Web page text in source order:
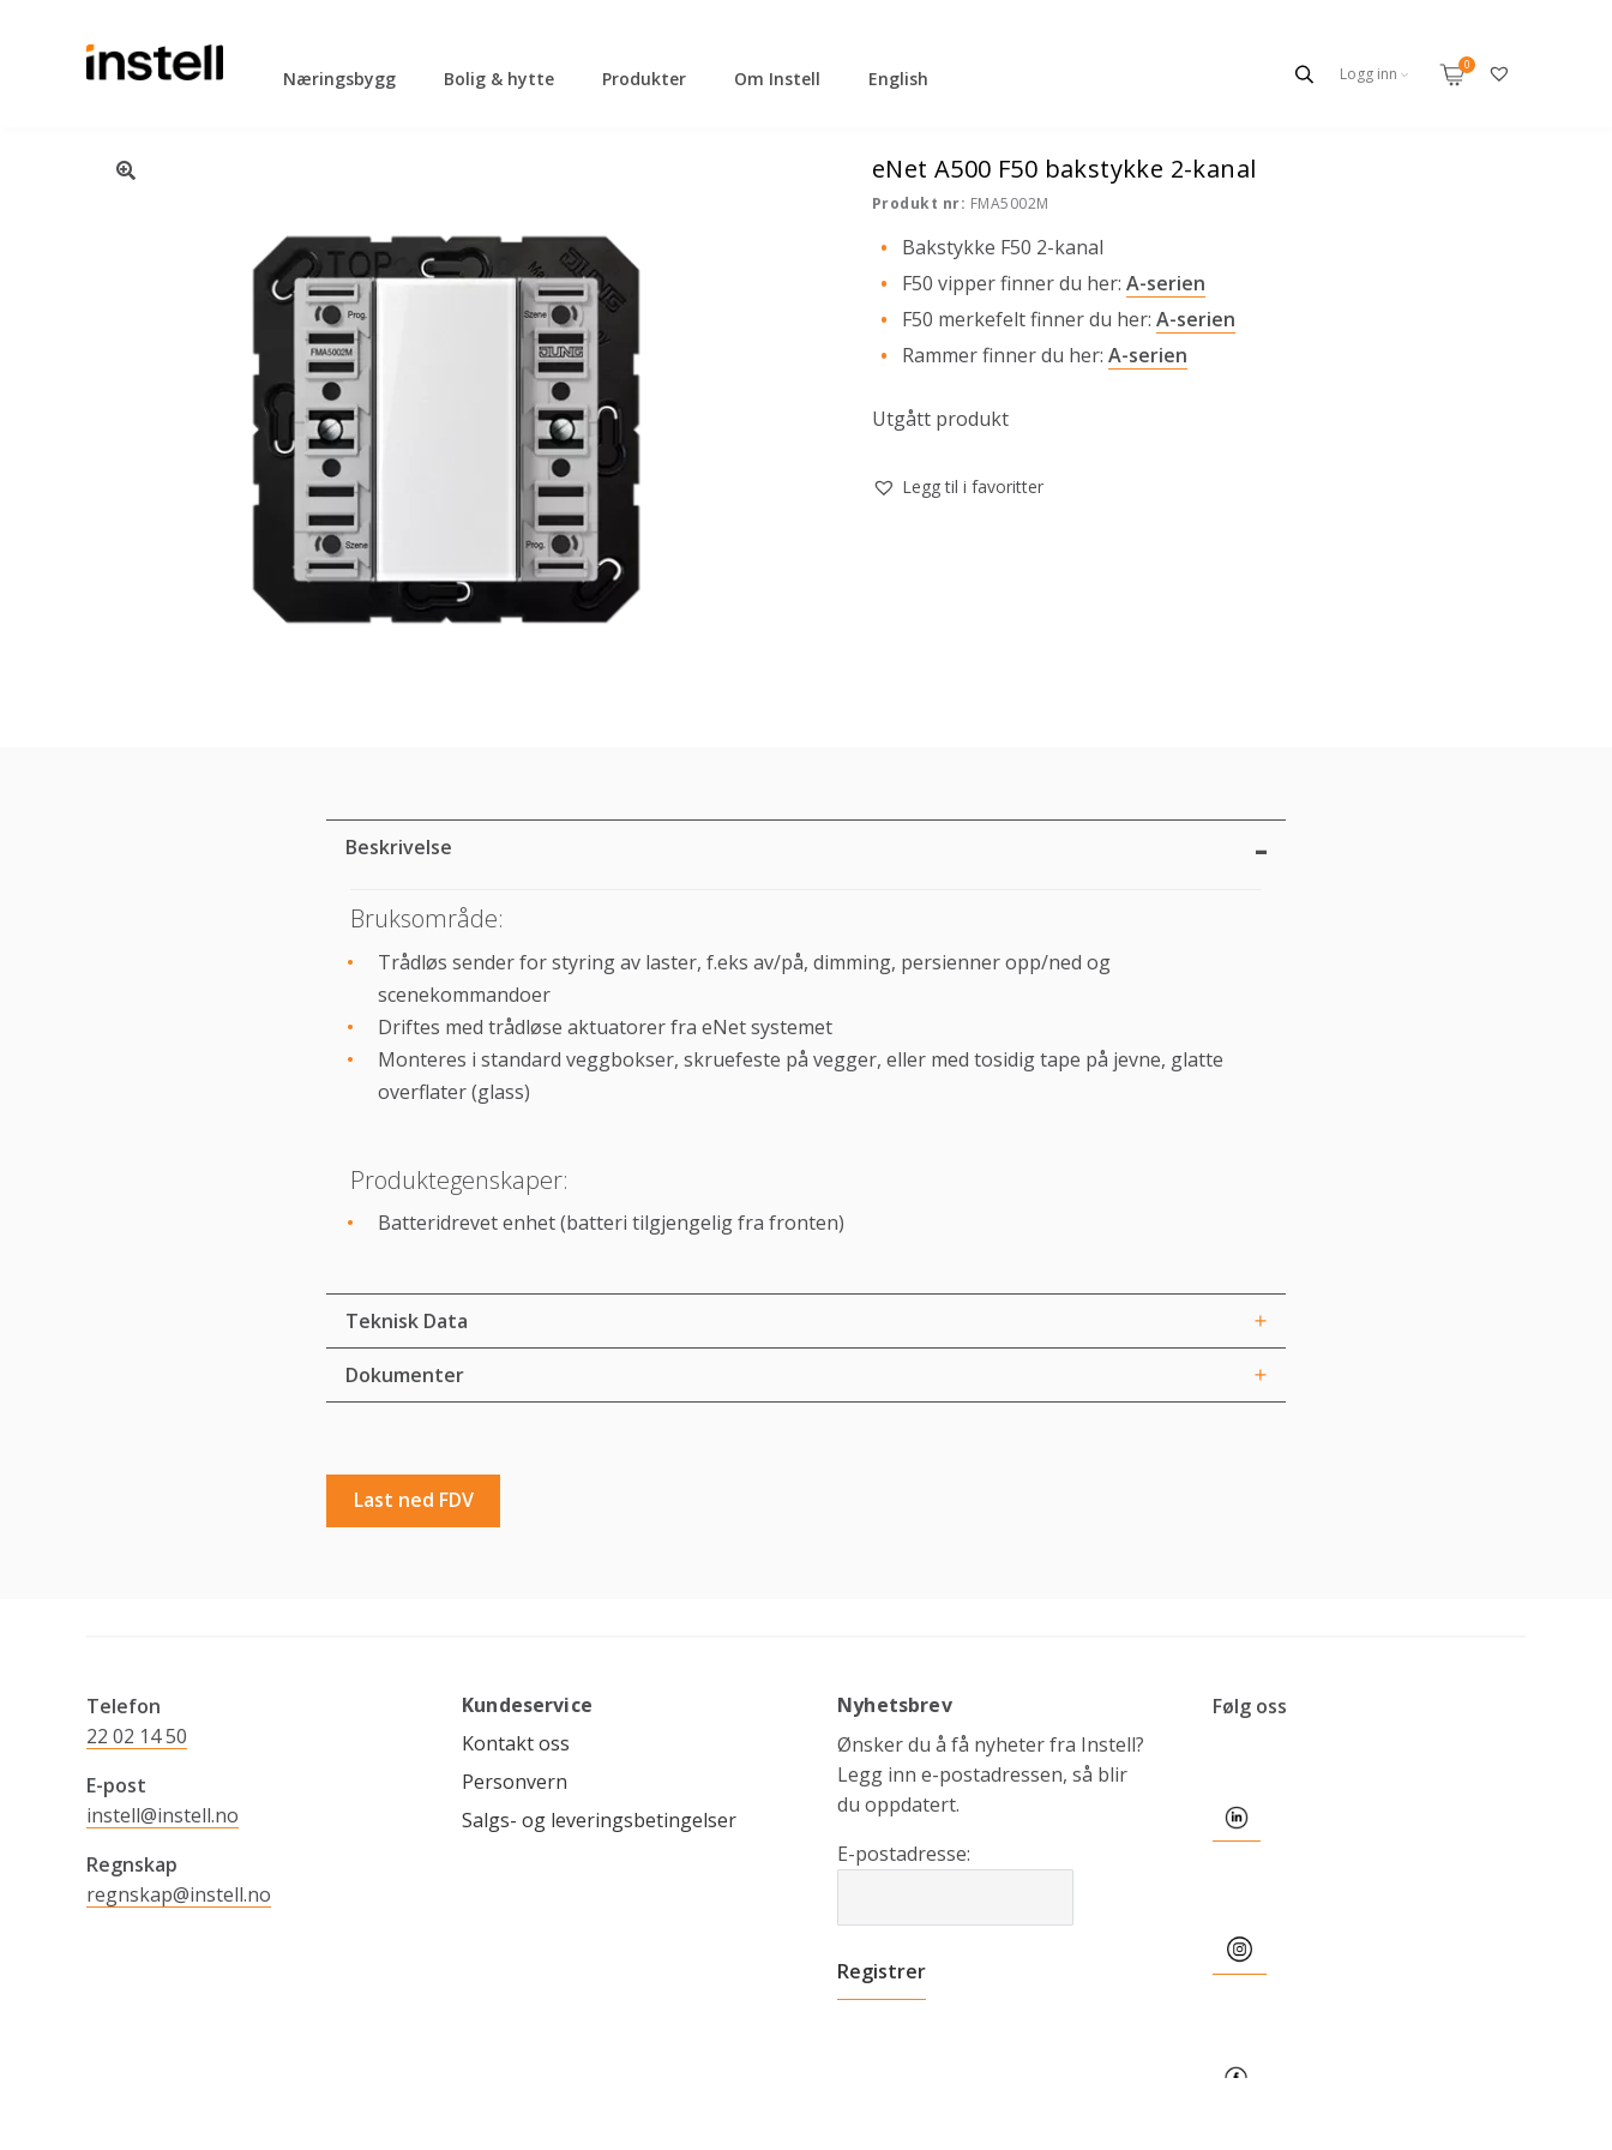
Logg inn
Næringsbygg Bolig & hytte Produkter Om Instell English
eNet A500 F50 bakstykke 2-kanal
Produkt nr: FMA5002M
Bakstykke F50 2-kanal
F50 vipper finner du her: A-serien
F50 merkefelt finner du her: A-serien
Rammer finner du her: A-serien
Utgått produkt
Legg til i favoritter
Beskrivelse
Bruksområde:
Trådløs sender for styring av laster, f.eks av/på, dimming, persienner opp/ned og
scenekommandoer
Driftes med trådløse aktuatorer fra eNet systemet
Monteres i standard veggbokser, skruefeste på vegger, eller med tosidig tape på jevne, glatte
overflater (glass)
Produktegenskaper:
Batteridrevet enhet (batteri tilgjengelig fra fronten)
Teknisk Data
Dokumenter
Last ned FDV
Telefon
22 02 14 50
E-post
instell@instell.no
Regnskap
regnskap@instell.no
Kundeservice
Kontakt oss
Personvern
Salgs- og leveringsbetingelser
Nyhetsbrev
Ønsker du å få nyheter fra Instell?
Legg inn e-postadressen, så blir
du oppdatert.
E-postadresse:
Følg oss